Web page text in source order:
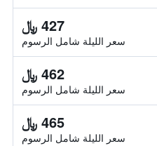
427 ﷼
سعر الليلة شامل الرسوم
462 ﷼
سعر الليلة شامل الرسوم
465 ﷼
سعر الليلة شامل الرسوم